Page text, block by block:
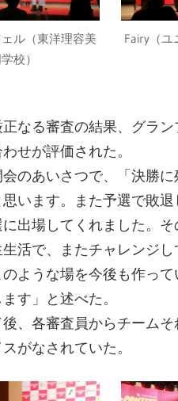
ル（東洋理容美
校）
Fairy（ユ
なる審査の結果、グラ
せが評価された。
のあいさつで、「決勝
います。また予選で敗
出場してくれました。
活で、またチャレンジ
ような場を今後も作っ
す」と述べた。
、各審査員からチーム
がなされていた。